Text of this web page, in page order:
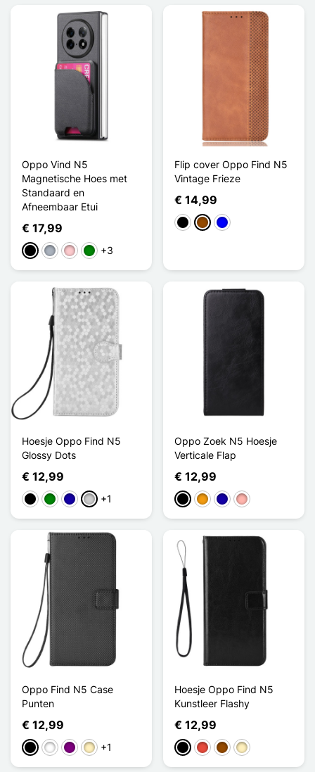
Oppo Vind N5
Magnetische Hoes met
Standaard en
Afneembaar Etui
€ 17,99
ZwartGrijsRozeGroen
+3
Flip cover Oppo Find N5
Vintage Frieze
€ 14,99
ZwartBruinBlauw
Hoesje Oppo Find N5
Glossy Dots
€ 12,99
ZwartGroenDonkerblauw
Zilver
+1
Oppo Zoek N5 Hoesje
Verticale Flap
€ 12,99
ZwartOranjeDonkerblauw
Rose Goud
Oppo Find N5 Case
Punten
€ 12,99
ZwartWit PurperGolden
+1
Hoesje Oppo Find N5
Kunstleer Flashy
€ 12,99
ZwartRoodBruinGolden